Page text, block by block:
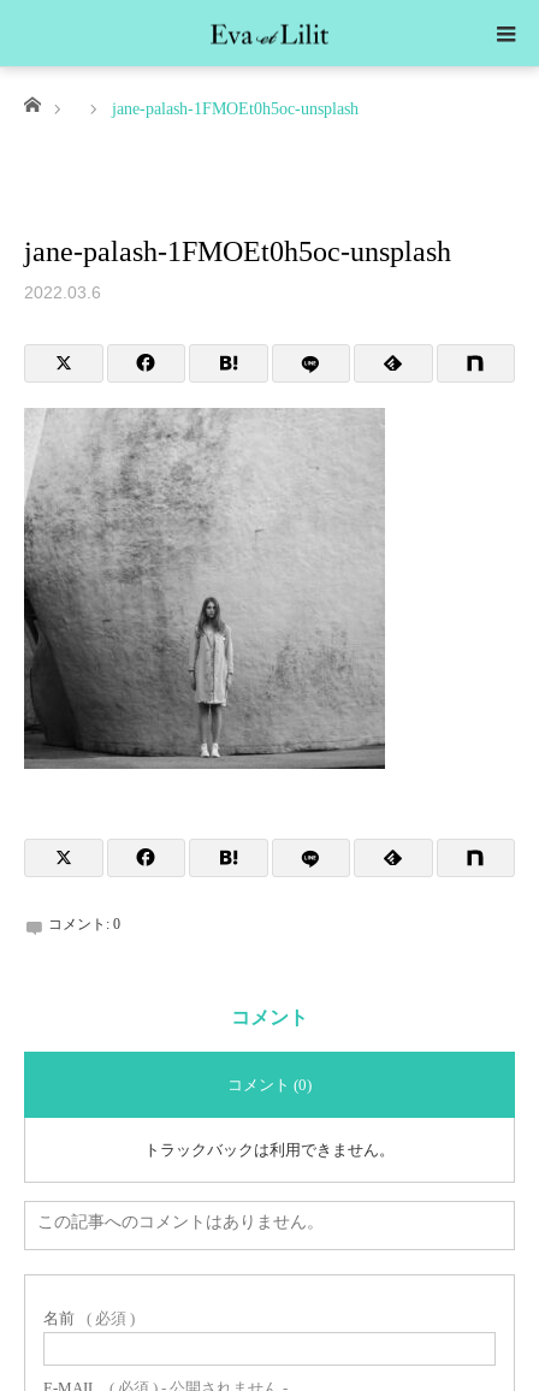
ホーム jane-palash-1FMOEt0h5oc-unsplash
jane-palash-1FMOEt0h5oc-unsplash
2022.03.6
コメント: 0
コメント
コメント (0)
トラックバックは利用できません。
この記事へのコメントはありません。
名前 ( 必須 )